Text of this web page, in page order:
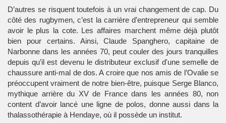
D’autres se risquent toutefois à un vrai changement de cap. Du
côté des rugbymen, c’est la carrière d’entrepreneur qui semble
avoir le plus la cote. Les affaires marchent même déjà plutôt
bien pour certains. Ainsi, Claude Spanghero, capitaine de
Narbonne dans les années 70, peut couler des jours tranquilles
depuis qu’il est devenu le distributeur exclusif d'une semelle de
chaussure anti-mal de dos. A croire que nos amis de l’Ovalie se
préoccupent vraiment de notre bien-être, puisque Serge Blanco,
mythique arrière du XV de France dans les années 80, non
content d’avoir lancé une ligne de polos, donne aussi dans la
thalassothérapie à Hendaye, où il possède un institut.